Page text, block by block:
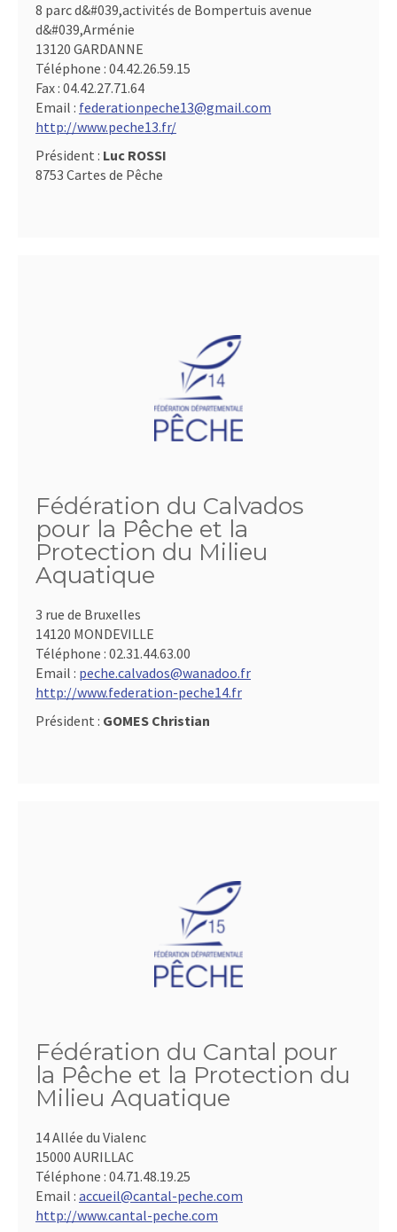
8 parc d&#039,activités de Bompertuis avenue
d&#039,Arménie
13120 GARDANNE
Téléphone : 04.42.26.59.15
Fax : 04.42.27.71.64
Email : federationpeche13@gmail.com
http://www.peche13.fr/
Président : Luc ROSSI
8753 Cartes de Pêche
Fédération du Calvados
pour la Pêche et la
Protection du Milieu
Aquatique
3 rue de Bruxelles
14120 MONDEVILLE
Téléphone : 02.31.44.63.00
Email : peche.calvados@wanadoo.fr
http://www.federation-peche14.fr
Président : GOMES Christian
Fédération du Cantal pour
la Pêche et la Protection du
Milieu Aquatique
14 Allée du Vialenc
15000 AURILLAC
Téléphone : 04.71.48.19.25
Email : accueil@cantal-peche.com
http://www.cantal-peche.com